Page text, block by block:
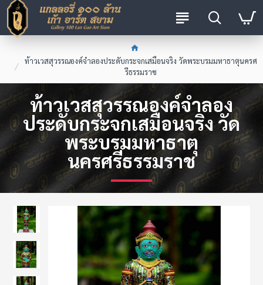
ท้าวเวสสุวรรณองค์จำลองประดับกระจกเสมือนจริง วัดพระบรมมหาธาตุนครศ
รีธรรมราช
ท้าวเวสสุวรรณองค์จำลอง
ประดับกระจกเสมือนจริง วัด
พระบรมมหาธาตุ
นครศรีธรรมราช